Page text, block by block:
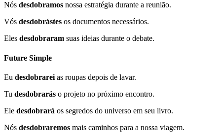
Nós desdobramos nossa estratégia durante a reunião.
Vós desdobrástes os documentos necessários.
Eles desdobraram suas ideias durante o debate.
Future Simple
Eu desdobrarei as roupas depois de lavar.
Tu desdobrarás o projeto no próximo encontro.
Ele desdobrará os segredos do universo em seu livro.
Nós desdobraremos mais caminhos para a nossa viagem.